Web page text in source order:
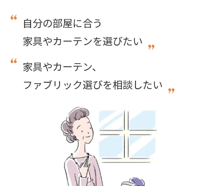
自分の部屋に合う
家具やカーテンを選びたい
家具やカーテン、
ファブリック選びを相談したい